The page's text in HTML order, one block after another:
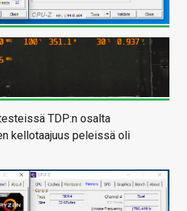
TDP:n osalta
kellotaajuus peleissä oli